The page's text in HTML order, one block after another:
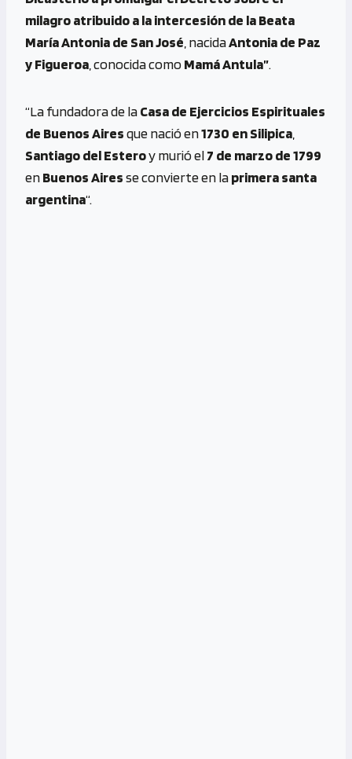
milagro atribuido a la intercesión de la Beata
María Antonia de San José , nacidaAntonia de Paz
y Figueroa , conocida comoMamá Antula”.
“La fundadora de laCasa de Ejercicios Espirituales
de Buenos Airesque nació en1730 en Silipica
Santiago del Esteroy murió el7 de marzo de 1799
enBuenos Airesse convierte en laprimera santa
argentina“.